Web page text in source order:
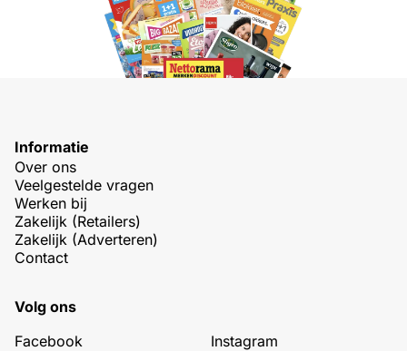
Informatie
Over ons
Veelgestelde vragen
Werken bij
Zakelijk (Retailers)
Zakelijk (Adverteren)
Contact
Volg ons
Facebook
Instagram